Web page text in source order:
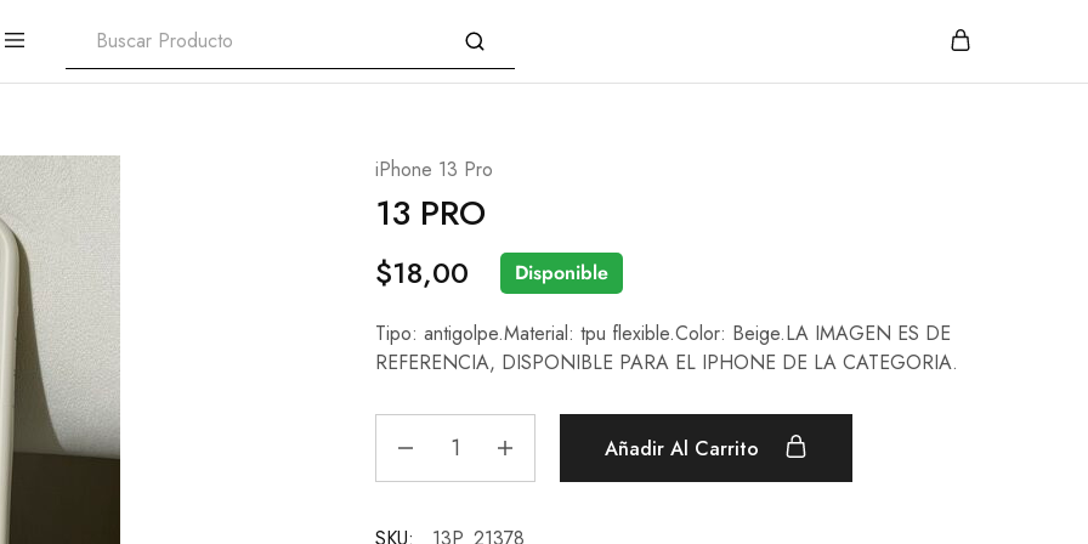
iPhone 13 Pro
13 PRO
$18,00 Disponible
Tipo: antigolpe.Material: tpu flexible.Color: Beige.LA IMAGEN ES DE
REFERENCIA, DISPONIBLE PARA EL IPHONE DE LA CATEGORIA.
Añadir Al Carrito